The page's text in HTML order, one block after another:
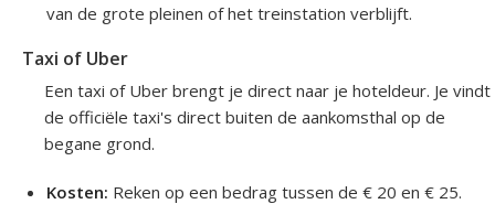
van de grote pleinen of het treinstation verblijft.
Taxi of Uber
Een taxi of Uber brengt je direct naar je hoteldeur. Je vindt
de officiële taxi's direct buiten de aankomsthal op de
begane grond.
Kosten: Reken op een bedrag tussen de € 20 en € 25.